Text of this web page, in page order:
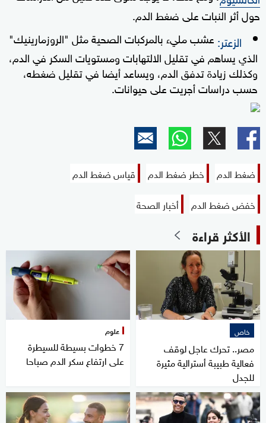
حول أثر النبات على ضغط الدم.
الزعتر: عشب مليء بالمركبات الصحية مثل "الروزمارينيك"
الذي يساهم في تقليل الالتهابات ومستويات السكر في الدم،
وكذلك زيادة تدفق الدم، ويساعد أيضا في تقليل ضغطه،
حسب دراسات أجريت على حيوانات.
ضغط الدم خطر ضغط الدم
قياس ضغط الدم
خفض ضغط الدم
أخبار الصحة
الأكثر قراءة
خاص
مصر.. تحرك عاجل لوقف
فعالية طبيبة أسترالية مثيرة
للجدل
علوم
7 خطوات بسيطة للسيطرة
على ارتفاع سكر الدم صباحا